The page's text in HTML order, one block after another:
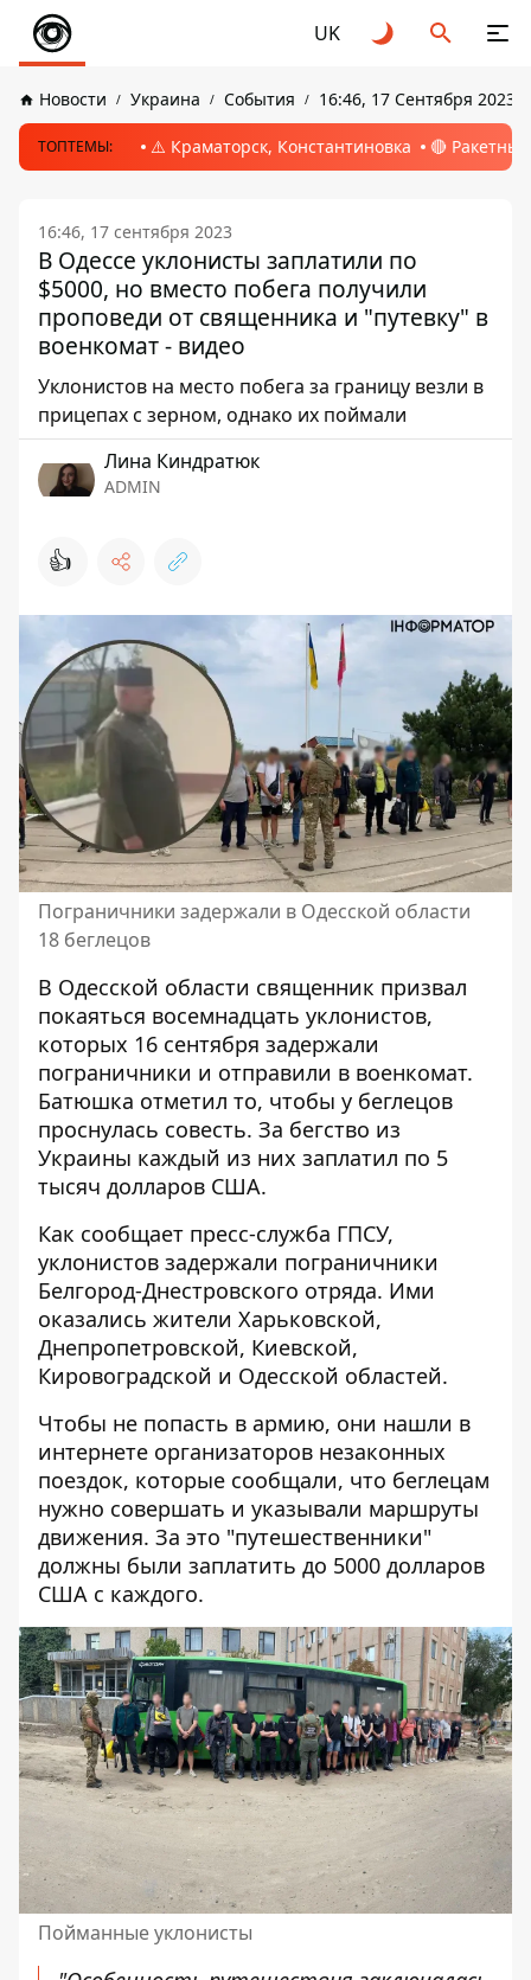
UK
Новости Украина События 16:46, 17 Сентября 2023
ТОПТЕМЫ: ⚠️ Краматорск, Константиновка 🔴
16:46, 17 сентября 2023
В Одессе уклонисты заплатили по
$5000, но вместо побега получили
проповеди от священника и "путевку" в
военкомат - видео
Уклонистов на место побега за границу везли в
прицепах с зерном, однако их поймали
Лина Киндратюк
ADMIN
👍
Пограничники задержали в Одесской области
18 беглецов
В Одесской области священник призвал
покаяться восемнадцать уклонистов,
которых 16 сентября задержали
пограничники и отправили в военкомат.
Батюшка отметил то, чтобы у беглецов
проснулась совесть. За бегство из
Украины каждый из них заплатил по 5
тысяч долларов США.
Как сообщает пресс-служба ГПСУ,
уклонистов задержали пограничники
Белгород-Днестровского отряда. Ими
оказались жители Харьковской,
Днепропетровской, Киевской,
Кировоградской и Одесской областей.
Чтобы не попасть в армию, они нашли в
интернете организаторов незаконных
поездок, которые сообщали, что беглецам
нужно совершать и указывали маршруты
движения. За это "путешественники"
должны были заплатить до 5000 долларов
США с каждого.
Пойманные уклонисты